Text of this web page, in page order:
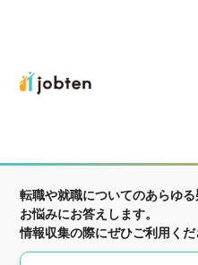
転職や就職についてのあらゆ
お悩みにお答えします。
情報収集の際にぜひご利用くだ